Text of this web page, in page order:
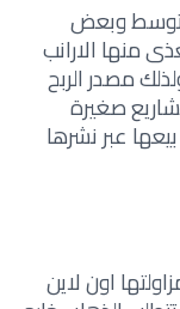
وبعض
منها الارانب
مصدر الربح
صغيرة
عبر نشرها
اون لاين